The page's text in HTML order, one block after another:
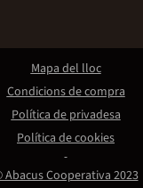
Abacus Cooperativa 2023
Mapa del lloc
Condicions de compra
Política de privadesa
Política de cookies